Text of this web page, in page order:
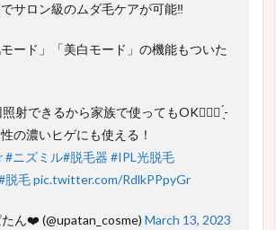
サロン級のムダ毛ケアが可能‼️
モード」「美白モード」の機能もついた
射できるから家族で使ってもOK🙆🏻‍♀️ ̖́-
の濃いヒゲにも使える！
#ニズミル#脱毛器 #IPL光脱毛
脱毛pic.twitter.com/RdlkPPpyGr
ん❤️ (@upatan_cosme) March 13, 2023